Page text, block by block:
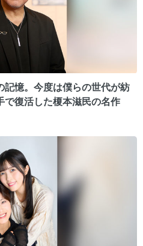
憶。今度は僕らの世代が紡
復活した榎本滋民の名作